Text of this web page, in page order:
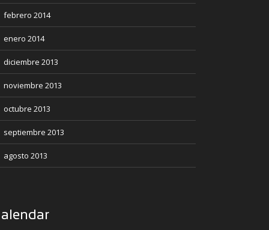
febrero 2014
enero 2014
diciembre 2013
noviembre 2013
octubre 2013
septiembre 2013
agosto 2013